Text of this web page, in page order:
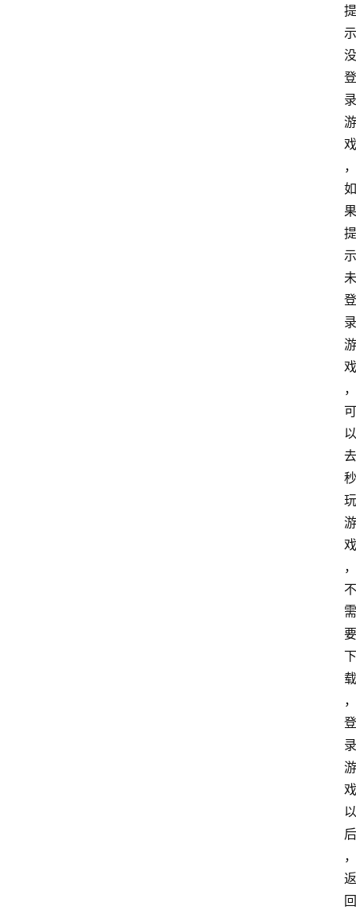
提
示
没
登
录
游
戏
，
如
果
提
示
未
登
录
游
戏
，
可
以
去
秒
玩
游
戏
，
不
需
要
下
载
，
登
录
游
戏
以
后
，
返
回